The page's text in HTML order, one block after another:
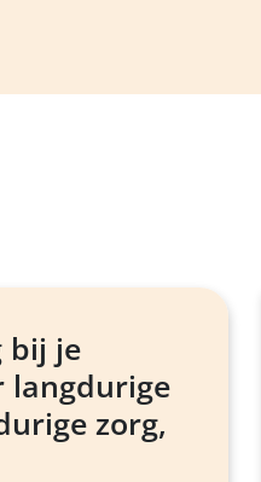
bij je
langdurige
zorg,